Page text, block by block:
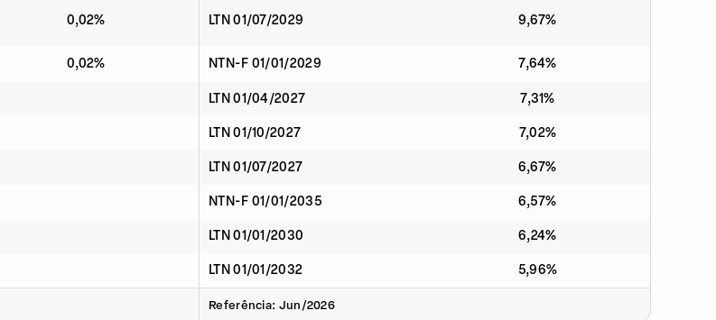
0,02% LTN 01/07/2029 9,67%
0,02% NTN-F 01/01/2029 7,64%
LTN 01/04/2027 7,31%
LTN 01/10/2027 7,02%
LTN 01/07/2027 6,67%
NTN-F 01/01/2035 6,57%
LTN 01/01/2030 6,24%
LTN 01/01/2032 5,96%
Referência: Jun/2026